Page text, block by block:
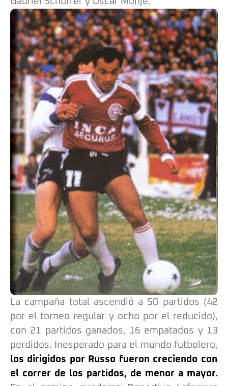
La campaña total ascendió a 50 partidos (42
por el torneo regular y ocho por el reducido),
con 21 partidos ganados, 16 empatados y 13
perdidos. Inesperado para el mundo futbolero,
los dirigidos por Russo fueron creciendo con
el correr de los partidos, de menor a mayor.